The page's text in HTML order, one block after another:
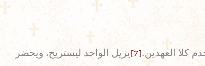
كلا العهدين.[7]
يزيل الواحد ليستريح، ويحضر